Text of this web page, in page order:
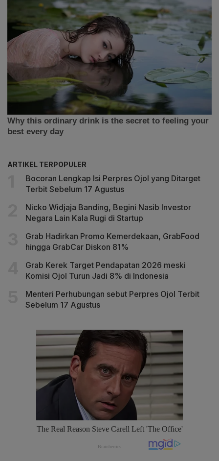
ARTIKEL TERPOPULER
Bocoran Lengkap Isi Perpres Ojol yang Ditarget
Terbit Sebelum 17 Agustus
Nicko Widjaja Banding, Begini Nasib Investor
Negara Lain Kala Rugi di Startup
Grab Hadirkan Promo Kemerdekaan, GrabFood
hingga GrabCar Diskon 81%
Grab Kerek Target Pendapatan 2026 meski
Komisi Ojol Turun Jadi 8% di Indonesia
Menteri Perhubungan sebut Perpres Ojol Terbit
Sebelum 17 Agustus